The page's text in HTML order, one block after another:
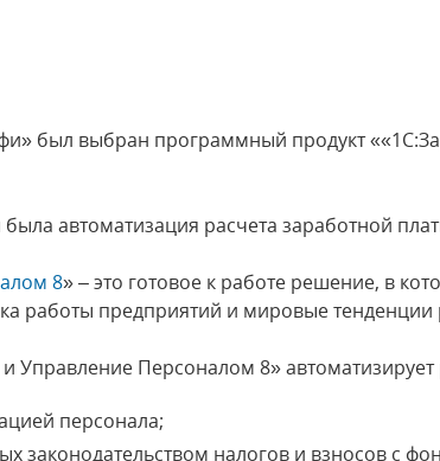
был выбран программный продукт
автоматизация расчета заработной
8» – это готовое к работе решение, в
работы предприятий и мировые
Управление Персоналом 8»
персонала;
законодательством налогов и взносов с